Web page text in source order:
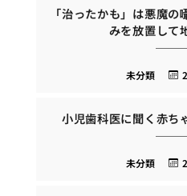
「治ったかも」は悪魔
みを放置して
未分類
小児歯科医に聞く赤ち
未分類